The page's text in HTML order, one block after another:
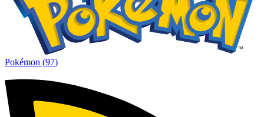
Pokémon (97)